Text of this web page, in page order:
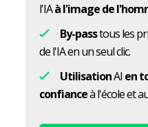
l'IAà l'image de
By-passtous les
de l'IA en un seul clic.
UtilisationAI en
confianceà l'école et